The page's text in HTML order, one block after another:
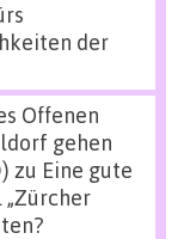
der
Offenen
gehen
zu Eine gute